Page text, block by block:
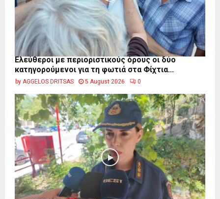
Ελεύθεροι με περιοριστικούς όρους οι δύο
κατηγορούμενοι για τη φωτιά στα Φίχτια...
by AGGELOS DRITSAS 5 August 2026 0